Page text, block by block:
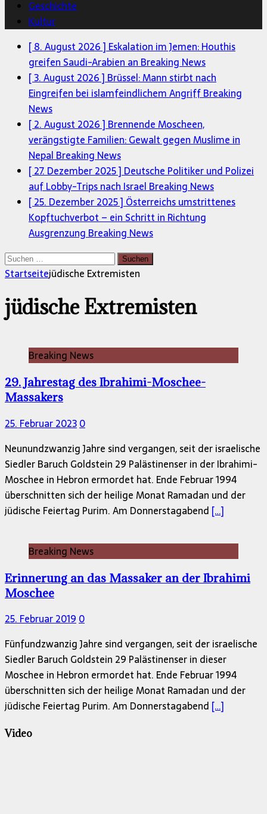
Geschichte
Kultur
[ 8. August 2026 ] Eskalation im Jemen: Houthis
greifen Saudi-Arabien an Breaking News
[ 3. August 2026 ] Brüssel: Mann stirbt nach
Eingreifen bei islamfeindlichem AngriffBreaking
News
[ 2. August 2026 ] Brennende Moscheen,
verängstigte Familien: Gewalt gegen Muslime in
Nepal Breaking News
[ 27. Dezember 2025 ] Deutsche Politiker und Polizei
auf Lobby-Trips nach Israel Breaking News
[ 25. Dezember 2025 ] Österreichs umstrittenes
Kopftuchverbot – ein Schritt in Richtung
Ausgrenzung Breaking News
Suchen
nach:
Startseitejüdische Extremisten
jüdische Extremisten
Breaking News
29. Jahrestag des Ibrahimi-Moschee-
Massakers
25. Februar 20230
Neunundzwanzig Jahre sind vergangen, seit der israelische
Siedler Baruch Goldstein 29 Palästinenser in der Ibrahimi-
Moschee in Hebron ermordet hat. Ende Februar 1994
überschnitten sich der heilige Monat Ramadan und der
jüdische Feiertag Purim. Am Donnerstagabend […]
Breaking News
Erinnerung an das Massaker an der Ibrahimi
Moschee
25. Februar 20190
Fünfundzwanzig Jahre sind vergangen, seit der israelische
Siedler Baruch Goldstein 29 Palästinenser in dieser
Moschee in Hebron ermordet hat. Ende Februar 1994
überschnitten sich der heilige Monat Ramadan und der
jüdische Feiertag Purim. Am Donnerstagabend […]
Video